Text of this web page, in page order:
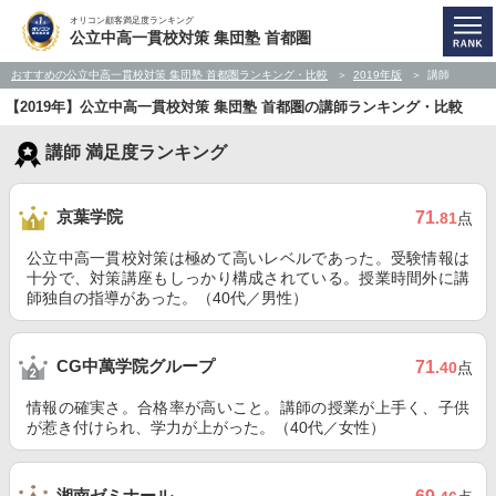
オリコン顧客満足度ランキング
公立中高一貫校対策 集団塾 首都圏
おすすめの公立中高一貫校対策 集団塾 首都圏ランキング・比較 2019年版 講師
【2019年】公立中高一貫校対策 集団塾 首都圏の講師ランキング・比較
講師 満足度ランキング
京葉学院 71.81点
公立中高一貫校対策は極めて高いレベルであった。受験情報は
十分で、対策講座もしっかり構成されている。授業時間外に講
師独自の指導があった。（40代／男性）
CG中萬学院グループ 71.40点
情報の確実さ。合格率が高いこと。講師の授業が上手く、子供
が惹き付けられ、学力が上がった。（40代／女性）